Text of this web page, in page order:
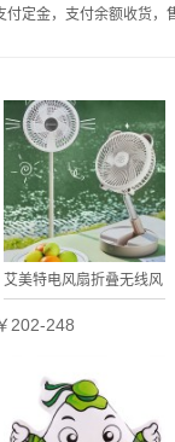
付定金，支付余额收货，
艾美特电风扇折叠无线风
扇usb小风扇CM-RD12
202-248